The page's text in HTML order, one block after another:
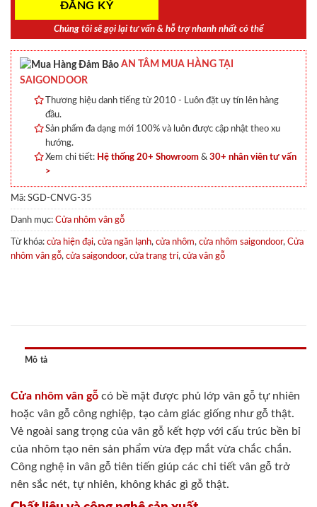
Chúng tôi sẽ gọi lại tư vấn & hỗ trợ nhanh nhất có thể
AN TÂM MUA HÀNG TẠI
SAIGONDOOR
Thương hiệu danh tiếng từ 2010 - Luôn đặt uy tín lên hàng
đầu.
Sản phẩm đa dạng mới 100% và luôn được cập nhật theo xu
hướng.
Xem chi tiết: Hệ thống 20+ Showroom & 30+ nhân viên tư vấn
>
Mã: SGD-CNVG-35
Danh mục: Cửa nhôm vân gỗ
Từ khóa: cửa hiện đại, cửa ngăn lạnh, cửa nhôm, cửa nhôm saigondoor, Cửa
nhôm vân gỗ, cửa saigondoor, cửa trang trí, cửa vân gỗ
Mô tả
Cửa nhôm vân gỗ có bề mặt được phủ lớp vân gỗ tự nhiên
hoặc vân gỗ công nghiệp, tạo cảm giác giống như gỗ thật.
Vẻ ngoài sang trọng của vân gỗ kết hợp với cấu trúc bền bỉ
của nhôm tạo nên sản phẩm vừa đẹp mắt vừa chắc chắn.
Công nghệ in vân gỗ tiên tiến giúp các chi tiết vân gỗ trở
nên sắc nét, tự nhiên, không khác gì gỗ thật.